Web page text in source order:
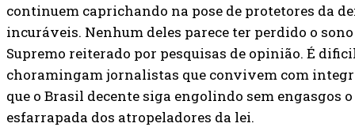
continuem caprichando na pose de protetores da
incuráveis. Nenhum deles parece ter perdido o
Supremo reiterado por pesquisas de opinião. É
choramingam jornalistas que convivem com
que o Brasil decente siga engolindo sem engasgos
esfarrapada dos atropeladores da lei.